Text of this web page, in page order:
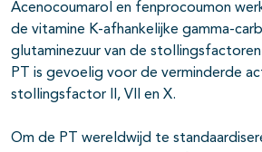
Acenocoumarol en fenprocoumon
de vitamine K-afhankelijke gamma-
glutaminezuur van de stollingsfactoren
PT is gevoelig voor de verminderde
stollingsfactor II, VII en X.
Om de PT wereldwijd te